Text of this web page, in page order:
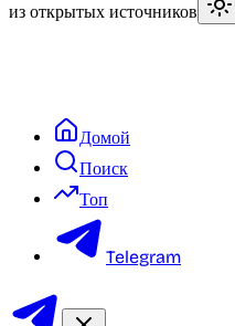
из открытых источников
Домой
Поиск
Топ
Telegram